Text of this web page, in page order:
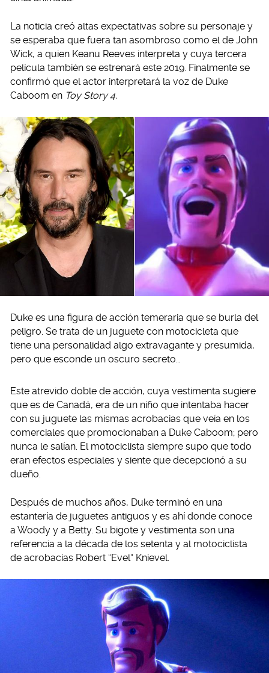
La noticia creó altas expectativas sobre su personaje y
se esperaba que fuera tan asombroso como el de John
Wick, a quien Keanu Reeves interpreta y cuya tercera
película también se estrenará este 2019. Finalmente se
confirmó que el actor interpretará la voz de Duke
Caboom en Toy Story 4.
Duke es una figura de acción temeraria que se burla del
peligro. Se trata de un juguete con motocicleta que
tiene una personalidad algo extravagante y presumida,
pero que esconde un oscuro secreto…
Este atrevido doble de acción, cuya vestimenta sugiere
que es de Canadá, era de un niño que intentaba hacer
con su juguete las mismas acrobacias que veía en los
comerciales que promocionaban a Duke Caboom; pero
nunca le salían. El motociclista siempre supo que todo
eran efectos especiales y siente que decepcionó a su
dueño.
Después de muchos años, Duke terminó en una
estantería de juguetes antiguos y es ahí donde conoce
a Woody y a Betty. Su bigote y vestimenta son una
referencia a la década de los setenta y al motociclista
de acrobacias Robert “Evel” Knievel.